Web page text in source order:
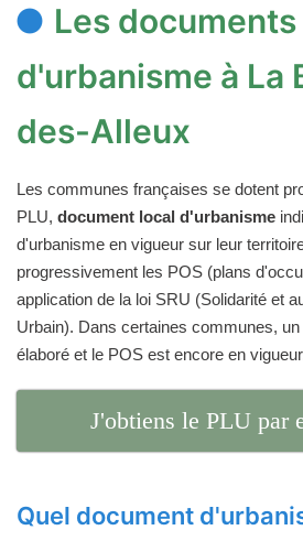
Les documents
d'urbanisme à La
des-Alleux
Les communes françaises se dotent
PLU, document local d'urbanisme
d'urbanisme en vigueur sur leur
progressivement les POS (plans
application de la loi SRU (Solidarité et
Urbain). Dans certaines communes,
élaboré et le POS est encore en
J'obtiens le PLU par
Quel document